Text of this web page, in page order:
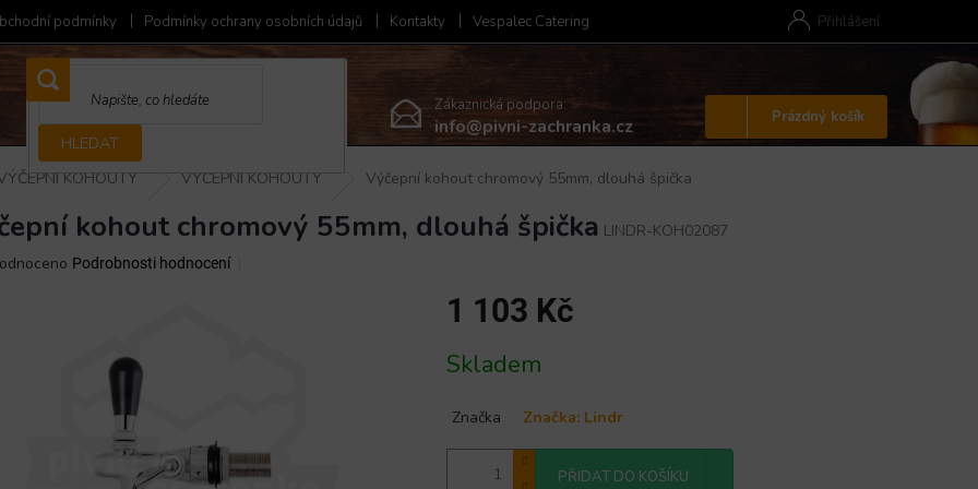
podmínky Podmínky ochrany osobních údajů Kontakty Vespalec Catering Přihlášení
HLEDAT
Zákaznická podpora:
info@pivni-zachranka.cz
Nákupní
košík
Prázdný košík
KOHOUTY VÝČEPNÍ KOHOUTY Výčepní kohout chromový 55mm, dlouhá špička
kohout chromový 55mm, dlouhá špička LINDR-KOH02087
Podrobnosti hodnocení
1 103 Kč
cena:
Skladem
Značka Značka: Lindr
PŘIDAT DO KOŠÍKU